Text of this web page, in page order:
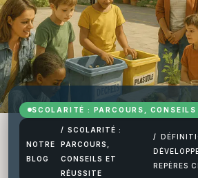
SCOLARITÉ : PARCOURS,
NOTRE
BLOG
/ SCOLARITÉ :
PARCOURS,
CONSEILS ET
RÉUSSITE
/
REPÈRES